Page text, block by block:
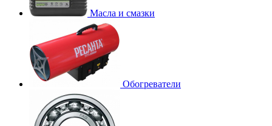
Масла и смазки
Обогреватели